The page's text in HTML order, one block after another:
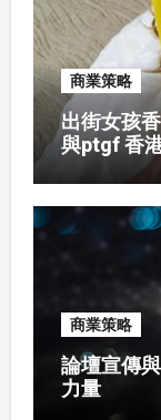
商業策略
出街女孩
與ptgf 香
商業策略
論壇宣傳
力量